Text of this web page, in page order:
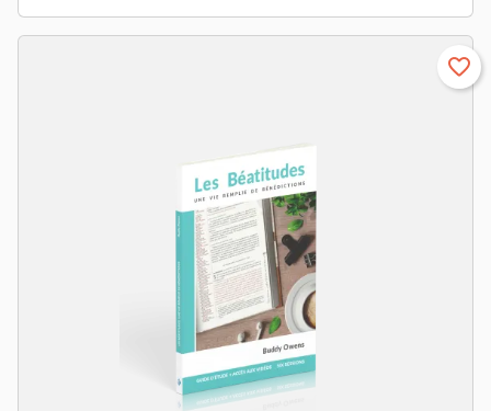
favorite_border